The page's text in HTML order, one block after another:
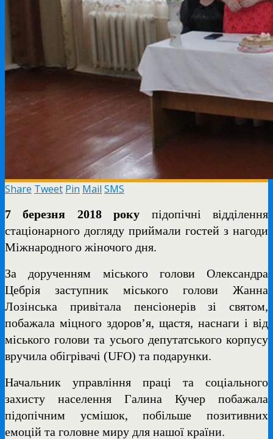
Share Tweet Pin Mail SMS
7 березня 2018 року підопічні відділення
стаціонарного догляду приймали гостей з нагоди
Міжнародного жіночого дня.
За дорученням міського голови Олександра
Цебрія заступник міського голови Жанна
Лозінська привітала пенсіонерів зі святом,
побажала міцного здоров’я, щастя, наснаги і від
міського голови та усього депутатського корпусу
вручила обігрівачі (UFO) та подарунки.
Начальник управління праці та соціального
захисту населення Галина Кучер побажала
підопічним усмішок, побільше позитивних
емоцій та головне миру для нашої країни.